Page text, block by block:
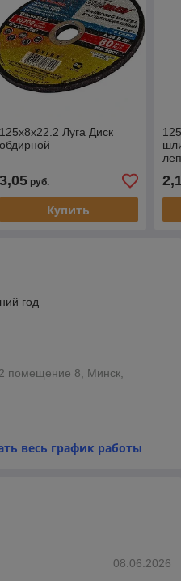
125х8х22.2 Луга Диск
обдирной
3,05руб.
Купить
год
помещение 8, Минск,
весь график работы
08.06.2026